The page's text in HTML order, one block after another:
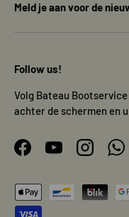
Meld je aan voor de
Follow us!
Volg Bateau
achter de schermen en
FacebookYouTubeInstagram
Geaccepteerde